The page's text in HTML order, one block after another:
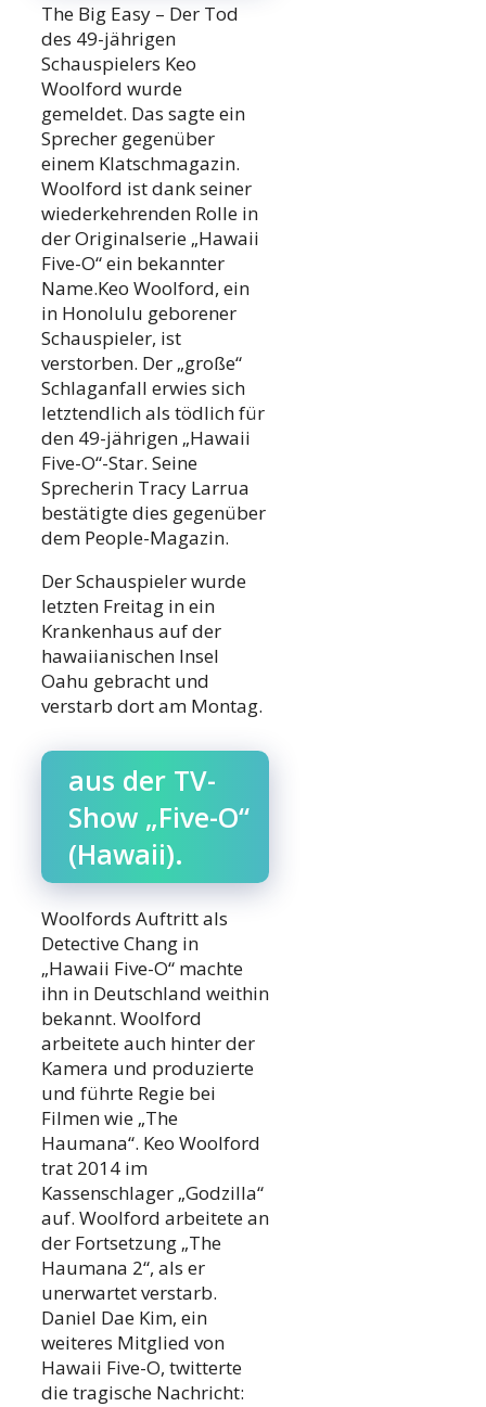
The Big Easy – Der Tod
des 49-jährigen
Schauspielers Keo
Woolford wurde
gemeldet. Das sagte ein
Sprecher gegenüber
einem Klatschmagazin.
Woolford ist dank seiner
wiederkehrenden Rolle in
der Originalserie „Hawaii
Five-O“ ein bekannter
Name.Keo Woolford, ein
in Honolulu geborener
Schauspieler, ist
verstorben. Der „große“
Schlaganfall erwies sich
letztendlich als tödlich für
den 49-jährigen „Hawaii
Five-O“-Star. Seine
Sprecherin Tracy Larrua
bestätigte dies gegenüber
dem People-Magazin.
Der Schauspieler wurde
letzten Freitag in ein
Krankenhaus auf der
hawaiianischen Insel
Oahu gebracht und
verstarb dort am Montag.
aus der TV-
Show „Five-O“
(Hawaii).
Woolfords Auftritt als
Detective Chang in
„Hawaii Five-O“ machte
ihn in Deutschland weithin
bekannt. Woolford
arbeitete auch hinter der
Kamera und produzierte
und führte Regie bei
Filmen wie „The
Haumana“. Keo Woolford
trat 2014 im
Kassenschlager „Godzilla“
auf. Woolford arbeitete an
der Fortsetzung „The
Haumana 2“, als er
unerwartet verstarb.
Daniel Dae Kim, ein
weiteres Mitglied von
Hawaii Five-O, twitterte
die tragische Nachricht: